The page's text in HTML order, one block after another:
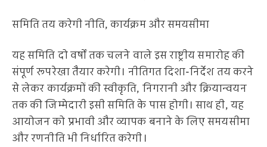
समिति तय करेगी नीति, कार्यक्रम और समयसीमा
यह समिति दो वर्षों तक चलने वाले इस राष्ट्रीय समारोह की
संपूर्ण रूपरेखा तैयार करेगी। नीतिगत दिशा-निर्देश तय करने
से लेकर कार्यक्रमों की स्वीकृति, निगरानी और क्रियान्वयन
तक की जिम्मेदारी इसी समिति के पास होगी। साथ ही, यह
आयोजन को प्रभावी और व्यापक बनाने के लिए समयसीमा
और रणनीति भी निर्धारित करेगी।